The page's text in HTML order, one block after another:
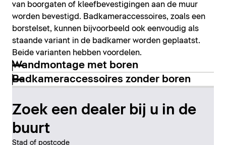
van boorgaten of kleefbevestigingen aan de muur
worden bevestigd. Badkameraccessoires, zoals een
borstelset, kunnen bijvoorbeeld ook eenvoudig als
staande variant in de badkamer worden geplaatst.
Beide varianten hebben voordelen.
Wandmontage met boren
Badkameraccessoires zonder boren
Zoek een dealer bij u in de
buurt
Stad of postcode